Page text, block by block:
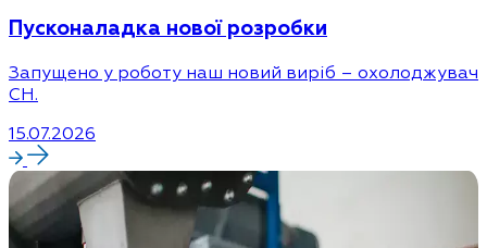
Пусконаладка нової розробки
Запущено у роботу наш новий виріб – охолоджувач
CH.
15.07.2026